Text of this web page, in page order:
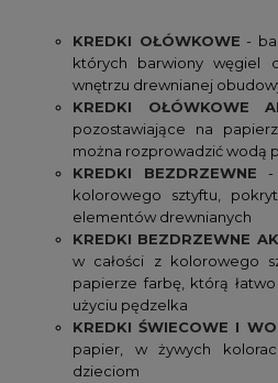
KREDKI OŁÓWKOWE -
których barwiony węgiel
wnętrzu drewnianej
KREDKI OŁÓWKOWE
pozostawiające na
można rozprowadzić wodą
KREDKI BEZDRZEWNE -
kolorowego sztyftu,
elementów drewnianych
KREDKI BEZDRZEWNE
w całości z kolorowego
papierze farbę, którą
użyciu pędzelka
KREDKI ŚWIECOWE I
papier, w żywych
dzieciom